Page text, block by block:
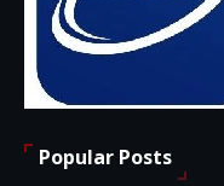
Popular Posts